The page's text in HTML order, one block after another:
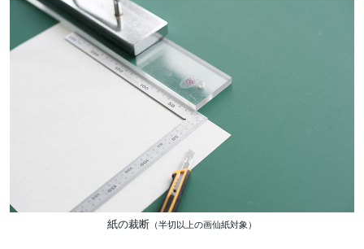
紙の裁断 （半切以上の画仙紙対象）